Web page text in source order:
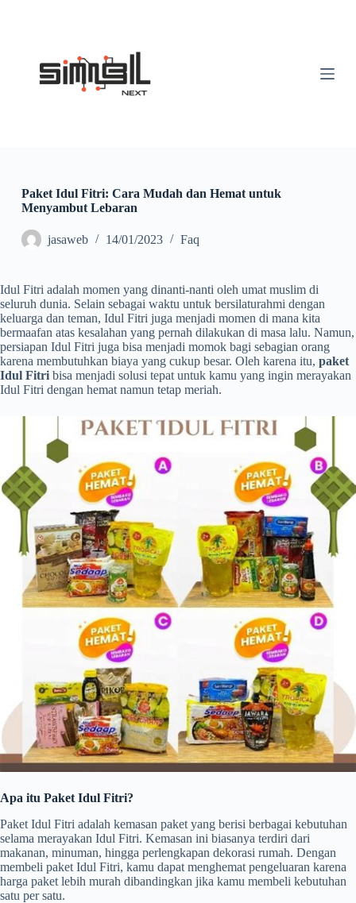
Paket Idul Fitri: Cara Mudah dan Hemat untuk
Menyambut Lebaran
jasaweb 14/01/2023 Faq
Idul Fitri adalah momen yang dinanti-nanti oleh umat muslim di
seluruh dunia. Selain sebagai waktu untuk bersilaturahmi dengan
keluarga dan teman, Idul Fitri juga menjadi momen di mana kita
bermaafan atas kesalahan yang pernah dilakukan di masa lalu. Namun,
persiapan Idul Fitri juga bisa menjadi momok bagi sebagian orang
karena membutuhkan biaya yang cukup besar. Oleh karena itu, paket
Idul Fitri bisa menjadi solusi tepat untuk kamu yang ingin merayakan
Idul Fitri dengan hemat namun tetap meriah.
Apa itu Paket Idul Fitri?
Paket Idul Fitri adalah kemasan paket yang berisi berbagai kebutuhan
selama merayakan Idul Fitri. Kemasan ini biasanya terdiri dari
makanan, minuman, hingga perlengkapan dekorasi rumah. Dengan
membeli paket Idul Fitri, kamu dapat menghemat pengeluaran karena
harga paket lebih murah dibandingkan jika kamu membeli kebutuhan
satu per satu.